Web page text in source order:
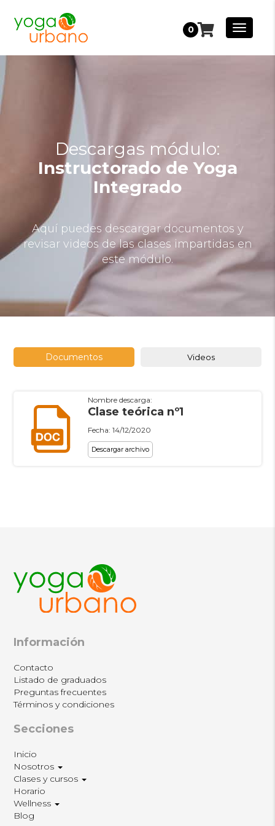
0
Descargas módulo:
Instructorado de Yoga
Integrado
Aquí puedes descargar documentos y
revisar videos de las clases impartidas en
este módulo.
Documentos Videos
Nombre descarga:
Clase teórica nº1
Fecha: 14/12/2020
Descargar archivo
Información
Contacto
Listado de graduados
Preguntas frecuentes
Términos y condiciones
Secciones
Inicio
Nosotros
Clases y cursos
Horario
Wellness
Blog